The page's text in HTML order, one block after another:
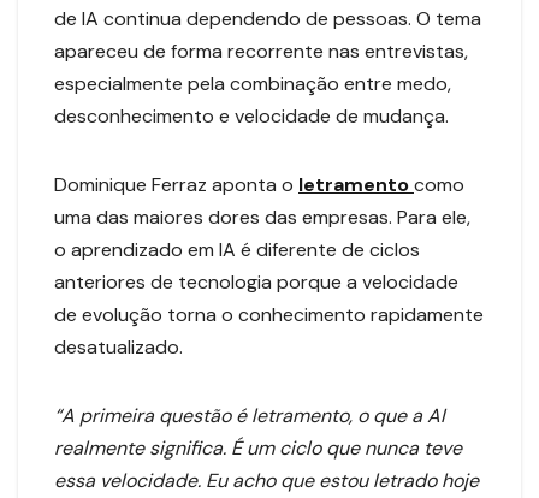
de IA continua dependendo de pessoas. O tema
apareceu de forma recorrente nas entrevistas,
especialmente pela combinação entre medo,
desconhecimento e velocidade de mudança.
Dominique Ferraz aponta o letramentocomo
uma das maiores dores das empresas. Para ele,
o aprendizado em IA é diferente de ciclos
anteriores de tecnologia porque a velocidade
de evolução torna o conhecimento rapidamente
desatualizado.
“A primeira questão é letramento, o que a AI
realmente significa. É um ciclo que nunca teve
essa velocidade. Eu acho que estou letrado hoje